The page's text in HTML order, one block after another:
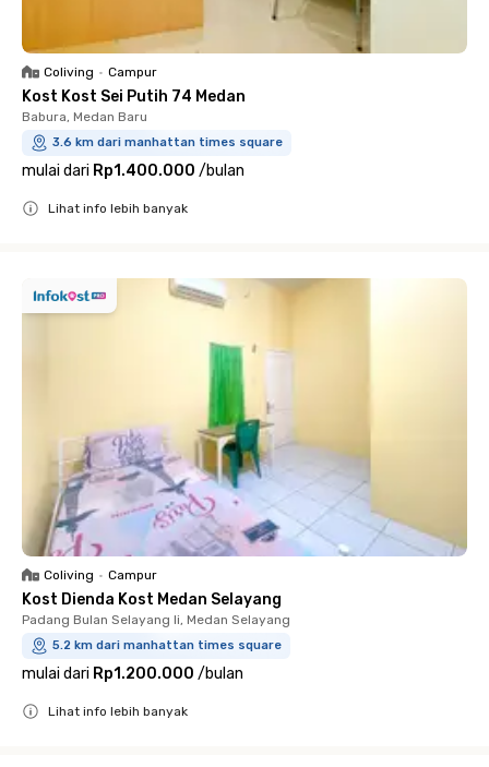
Coliving • Campur
Kost Kost Sei Putih 74 Medan
Babura, Medan Baru
3.6 km dari manhattan times square
mulai dari Rp1.400.000 /bulan
Lihat info lebih banyak
Coliving • Campur
Kost Dienda Kost Medan Selayang
Padang Bulan Selayang Ii, Medan Selayang
5.2 km dari manhattan times square
mulai dari Rp1.200.000 /bulan
Lihat info lebih banyak